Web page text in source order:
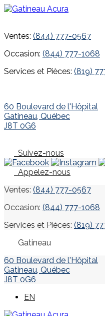
Ventes: (844) 777-0567
Occasion: (844) 777-1068
Services et Pièces: (819)
60 Boulevard de l'Hôpital
Gatineau, Québec
J8T 0G6
Suivez-nous
Appelez-nous
Ventes: (844) 777-0567
Occasion: (844) 777-1068
Services et Pièces: (819)
Gatineau
60 Boulevard de l'Hôpital
Gatineau, Québec
J8T 0G6
EN